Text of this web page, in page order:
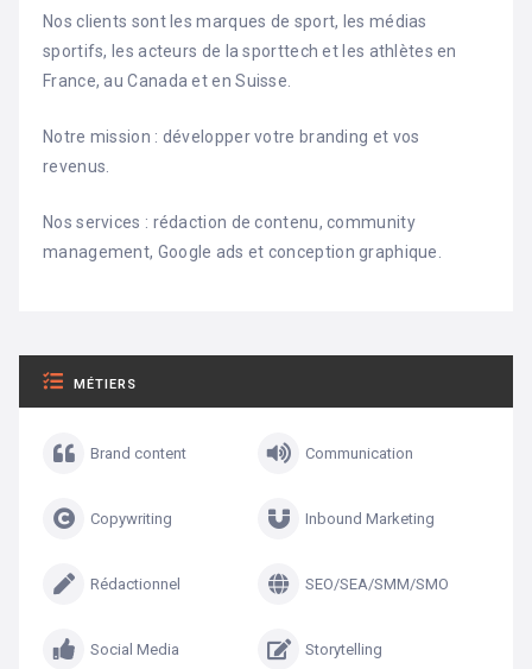
Nos clients sont les marques de sport, les médias
sportifs, les acteurs de la sporttech et les athlètes en
France, au Canada et en Suisse.
Notre mission : développer votre branding et vos
revenus.
Nos services : rédaction de contenu, community
management, Google ads et conception graphique.
MÉTIERS
Brand content Communication
Copywriting Inbound Marketing
Rédactionnel SEO/SEA/SMM/SMO
Social Media Storytelling